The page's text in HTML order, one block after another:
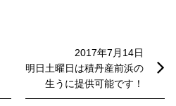
2017年7月14日
明日土曜日は積丹産前浜の
生うに提供可能です！